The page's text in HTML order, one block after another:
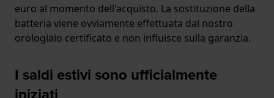
euro al momento dell'acquisto. La sostituzione della
batteria viene ovviamente effettuata dal nostro
orologiaio certificato e non influisce sulla garanzia.
I saldi estivi sono ufficialmente